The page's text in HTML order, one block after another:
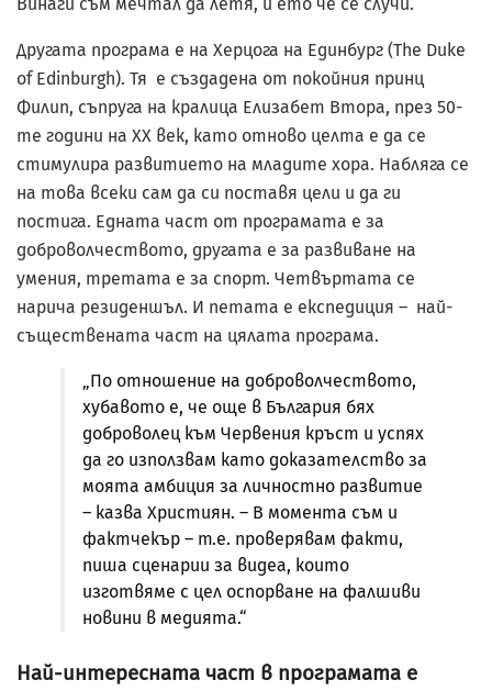
Винаги съм мечтал да летя, и ето че се случи.“
Другата програма е на Херцога на Единбург (The Duke
of Edinburgh). Тя е създадена от покойния принц
Филип, съпруга на кралица Елизабет Втора, през 50-
те години на ХХ век, като отново целта е да се
стимулира развитието на младите хора. Набляга се
на това всеки сам да си поставя цели и да ги
постига. Едната част от програмата е за
доброволчеството, другата е за развиване на
умения, третата е за спорт. Четвъртата се
нарича резиденшъл. И петата е експедиция – най-
съществената част на цялата програма.
„По отношение на доброволчеството,
хубавото е, че още в България бях
доброволец към Червения кръст и успях
да го използвам като доказателство за
моята амбиция за личностно развитие
– казва Християн. – В момента съм и
фактчекър – т.е. проверявам факти,
пиша сценарии за видеа, които
изготвяме с цел оспорване на фалшиви
новини в медията.“
Най-интересната част в програмата е